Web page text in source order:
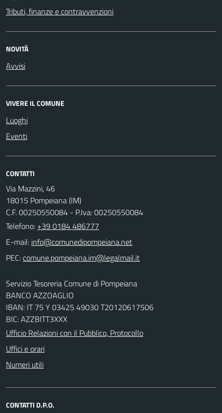
Tributi, finanze e contravvenzioni
NOVITÀ
Avvisi
VIVERE IL COMUNE
Luoghi
Eventi
CONTATTI
Via Mazzini, 46
18015 Pompeiana (IM)
C.F. 00250550084 - P.Iva: 00250550084
Telefono: +39 0184 486777
E-mail:
PEC:
Servizio Tesoreria Comune di Pompeiana
BANCO AZZOAGLIO
IBAN: IT 75 Y 03425 49030 T20120617506
BIC: AZZBITT3XXX
Ufficio Relazioni con il Pubblico, Protocollo
Uffici e orari
Numeri utili
CONTATTI D.P.O.